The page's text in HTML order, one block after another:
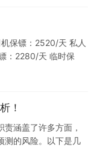
保镖：2520/天 私人
：2280/天 临时保
！
涵盖了许多方面，
测的风险。以下是几